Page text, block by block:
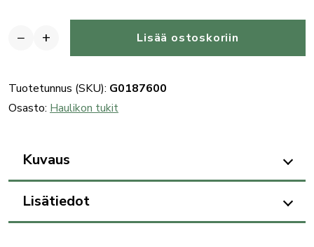
−
(Z
dx-
C
sx),
metalli,
+ Lisää ostoskoriin
Tuotetunnus (SKU): G0187600
Osasto: Haulikon tukit
Kuvaus
Lisätiedot